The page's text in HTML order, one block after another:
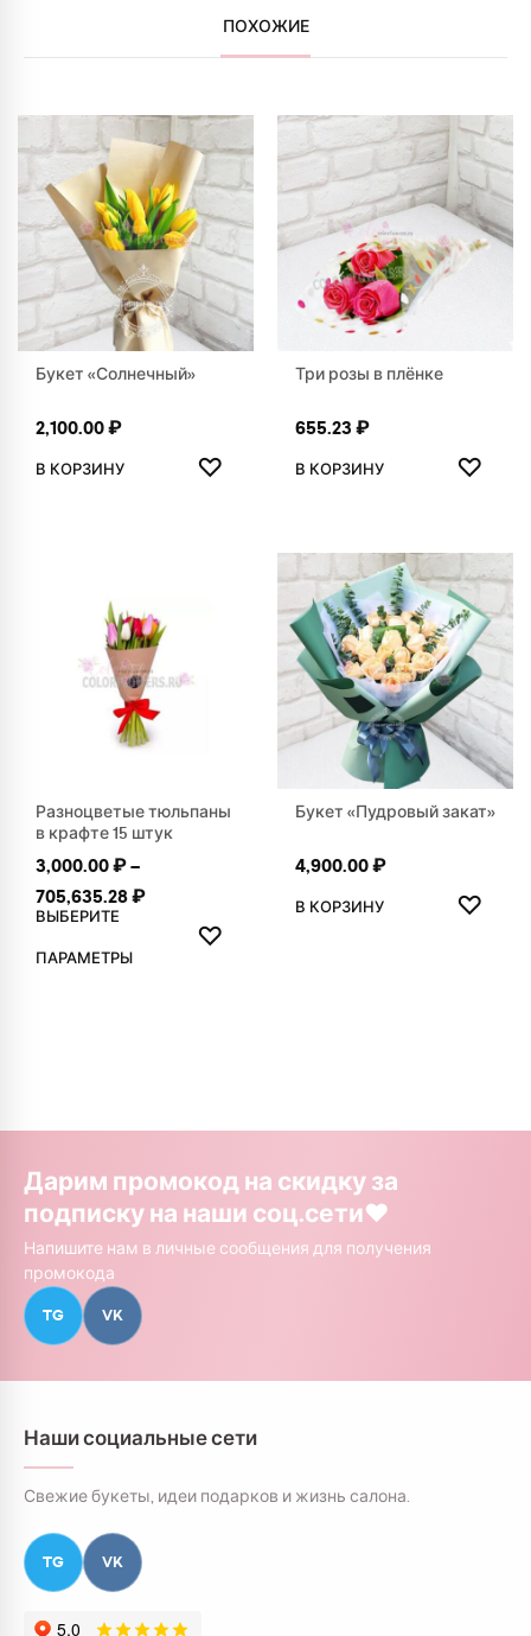
ПОХОЖИЕ
Букет «Солнечный»
2,100.00₽
В КОРЗИНУ ♡
ДОБАВИТЬ В ИЗБРАННОЕ
Три розы в плёнке
655.23₽
В КОРЗИНУ ♡
Разноцветые тюльпаны
в крафте 15 штук
3,000.00₽–
705,635.28₽Диапазон цен: 3,000.00 ₽ – 705,635.28 ₽
ВЫБЕРИТЕ
ПАРАМЕТРЫ
Этот товар имеет несколько вариаций. Опции можно
♡
ДОБАВИТЬ В ИЗБРАННОЕ
Букет «Пудровый закат»
4,900.00₽
В КОРЗИНУ ♡
Дарим промокод на скидку за
подписку на наши соц.сети❤️
Напишите нам в личные сообщения для получения
промокода
TG VK
Наши социальные сети
Свежие букеты, идеи подарков и жизнь салона.
TG VK